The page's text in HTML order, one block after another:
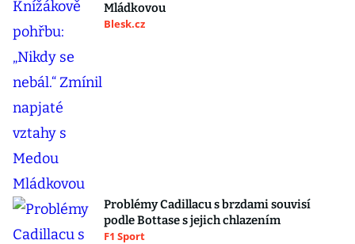
Mládkovou
Blesk.cz
Problémy Cadillacu s brzdami souvisí
podle Bottase s jejich chlazením
F1 Sport